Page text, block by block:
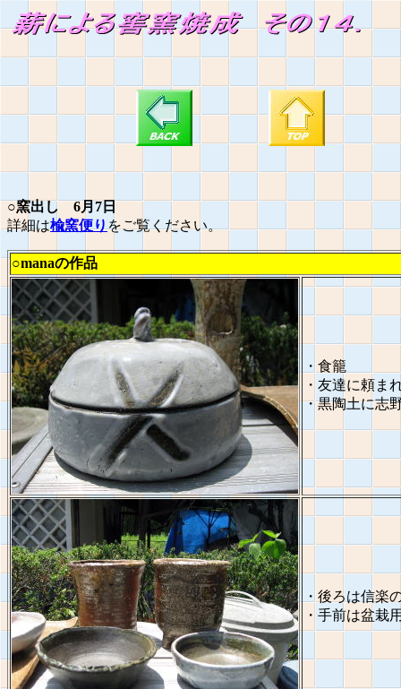
○窯出し 6月7日
詳細は楡窯便りをご覧ください。
○manaの作品
・食籠
・友達に頼ま
・黒陶土に志
・後ろは信楽
・手前は盆栽